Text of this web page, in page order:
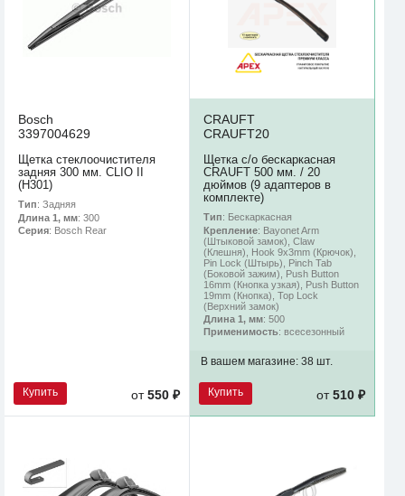
Bosch
3397004629
Щетка стеклоочистителя
задняя 300 мм. CLIO II
(H301)
Тип: Задняя
Длина 1, мм: 300
Серия: Bosch Rear
Купить от550 ₽
CRAUFT
CRAUFT20
Щетка с/о бескаркасная
CRAUFT 500 мм. / 20
дюймов (9 адаптеров в
комплекте)
Тип: Бескаркасная
Крепление: Bayonet Arm
(Штыковой замок), Claw
(Клешня), Hook 9x3mm (Крючок),
Pin Lock (Штырь), Pinch Tab
(Боковой зажим), Push Button
16mm (Кнопка узкая), Push Button
19mm (Кнопка), Top Lock
(Верхний замок)
Длина 1, мм: 500
Применимость: всесезонный
В вашем магазине: 38 шт.
Купить от510 ₽